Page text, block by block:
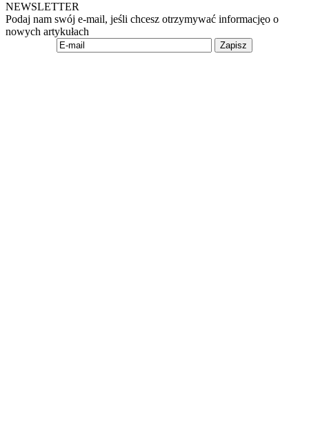
NEWSLETTER
Podaj nam swój e-mail, jeśli chcesz otrzymywać informacjęo o
nowych artykułach
Zapisz